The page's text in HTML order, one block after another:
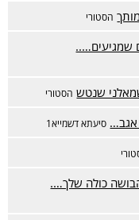
הסטורי
שמגיעים…..
שנטש הסטורי
אגב… סיעתא דשמייא1
כולה שלך….